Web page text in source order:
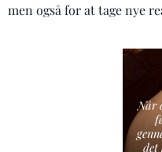
men også for at tage nye
Når
det